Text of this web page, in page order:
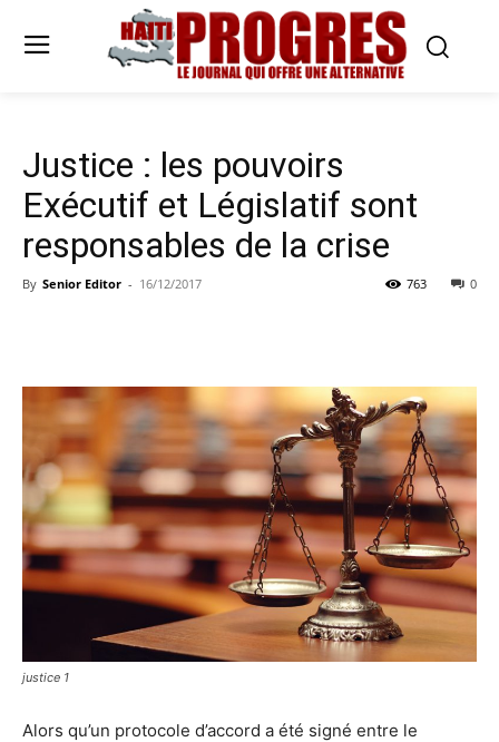
Justice : les pouvoirs
Exécutif et Législatif sont
responsables de la crise
By Senior Editor - 16/12/2017 0
763
justice 1
Alors qu’un protocole d’accord a été signé entre le